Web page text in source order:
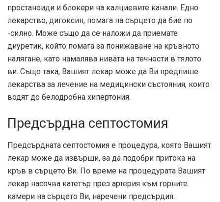
простаноиди и блокери на калциевите канали. Едно
лекарство, дигоксин, помага на сърцето да бие по
-силно. Може също да се наложи да приемате
диуретик, който помага за понижаване на кръвното
налягане, като намалява нивата на течности в тялото
ви. Също така, Вашият лекар може да Ви предпише
лекарства за лечение на медицински състояния, които
водят до белодробна хипертония.
Предсърдна септостомия
Предсърдната септостомия е процедура, която Вашият
лекар може да извърши, за да подобри притока на
кръв в сърцето Ви. По време на процедурата Вашият
лекар насочва катетър през артерия към горните
камери на сърцето Ви, наречени предсърдия.